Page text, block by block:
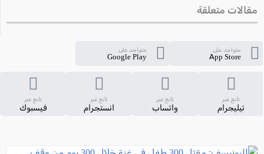
مقالات متعلقة
متواجد على
App Store
متواجد على
Google Play
تابع عبر
تيليجرام
تابع عبر
واتساب
تابع عبر
انستجرام
تابع عبر
فيسبوك